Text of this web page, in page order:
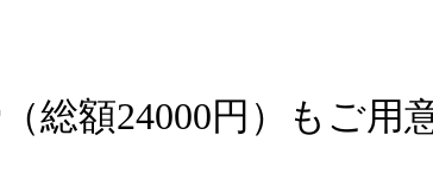
総額24000円）もご用